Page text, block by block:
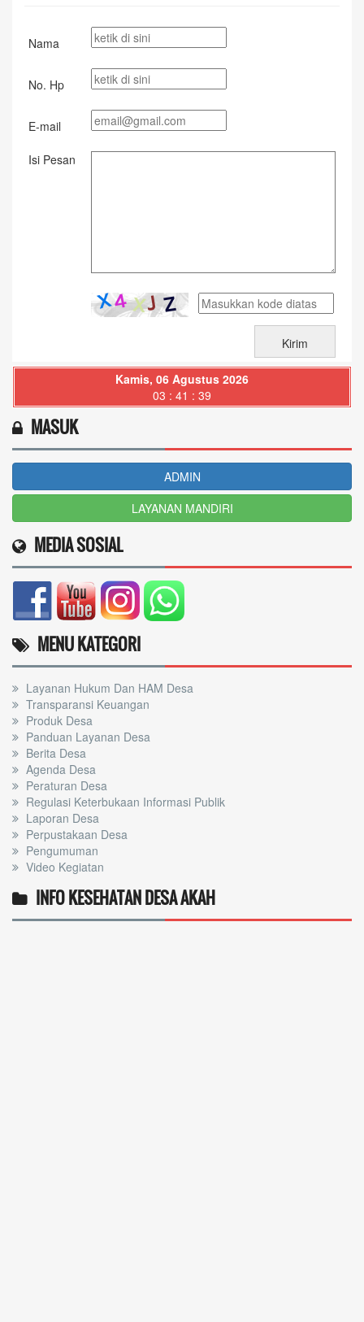
Nama
No. Hp
E-mail
Isi Pesan
Kamis, 06 Agustus 2026
03 : 41 : 40
MASUK
ADMIN
LAYANAN MANDIRI
MEDIA SOSIAL
MENU KATEGORI
Layanan Hukum Dan HAM Desa
Transparansi Keuangan
Produk Desa
Panduan Layanan Desa
Berita Desa
Agenda Desa
Peraturan Desa
Regulasi Keterbukaan Informasi Publik
Laporan Desa
Perpustakaan Desa
Pengumuman
Video Kegiatan
INFO KESEHATAN DESA AKAH